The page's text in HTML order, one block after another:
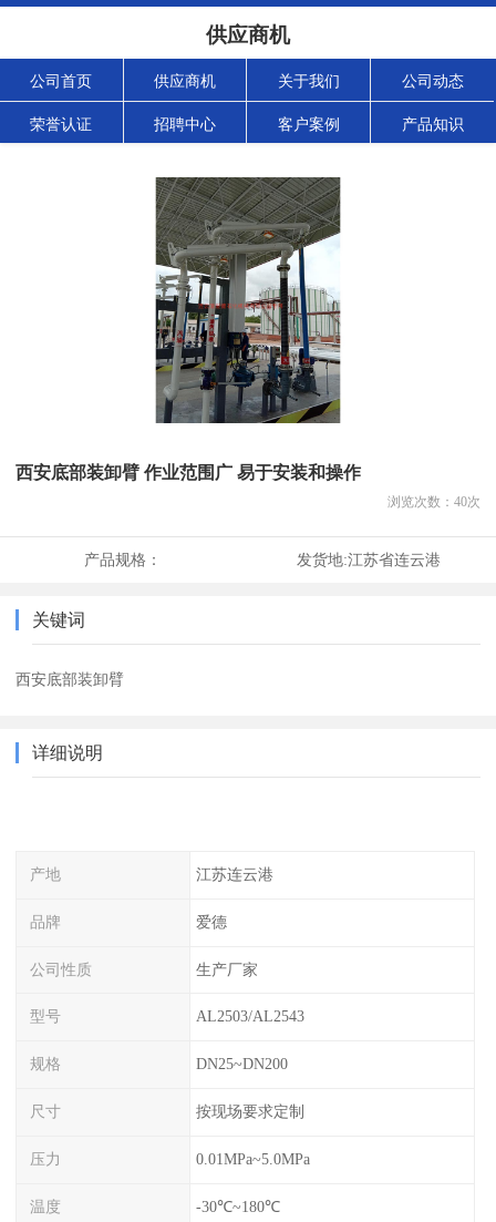
供应商机
公司首页 供应商机 关于我们 公司动态
荣誉认证 招聘中心 客户案例 产品知识
西安底部装卸臂 作业范围广 易于安装和操作
浏览次数： 40次
产品规格： 发货地:江苏省连云港
关键词
西安底部装卸臂
详细说明
产地 江苏连云港
品牌 爱德
公司性质 生产厂家
型号 AL2503/AL2543
规格 DN25~DN200
尺寸 按现场要求定制
压力 0.01MPa~5.0MPa
温度 -30℃~180℃